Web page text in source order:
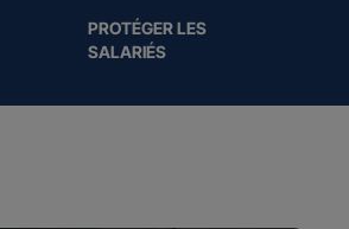
PROTÉGER LES
SALARIÉS